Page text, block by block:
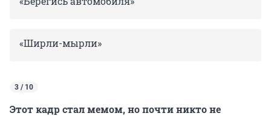
«Ширли-мырли»
3 / 10
Этот кадр стал мемом, но почти никто не